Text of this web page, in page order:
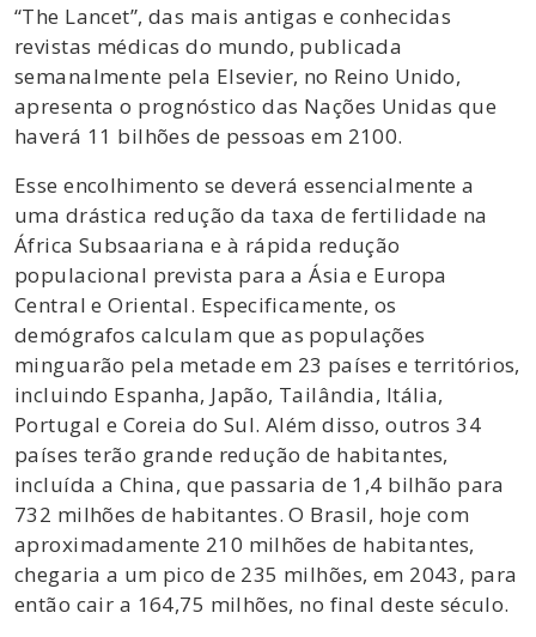
“The Lancet”, das mais antigas e conhecidas
revistas médicas do mundo, publicada
semanalmente pela Elsevier, no Reino Unido,
apresenta o prognóstico das Nações Unidas que
haverá 11 bilhões de pessoas em 2100.
Esse encolhimento se deverá essencialmente a
uma drástica redução da taxa de fertilidade na
África Subsaariana e à rápida redução
populacional prevista para a Ásia e Europa
Central e Oriental. Especificamente, os
demógrafos calculam que as populações
minguarão pela metade em 23 países e territórios,
incluindo Espanha, Japão, Tailândia, Itália,
Portugal e Coreia do Sul. Além disso, outros 34
países terão grande redução de habitantes,
incluída a China, que passaria de 1,4 bilhão para
732 milhões de habitantes. O Brasil, hoje com
aproximadamente 210 milhões de habitantes,
chegaria a um pico de 235 milhões, em 2043, para
então cair a 164,75 milhões, no final deste século.